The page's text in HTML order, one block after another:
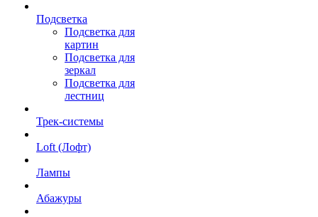
Подсветка
Подсветка для
картин
Подсветка для
зеркал
Подсветка для
лестниц
Трек-системы
Loft (Лофт)
Лампы
Абажуры